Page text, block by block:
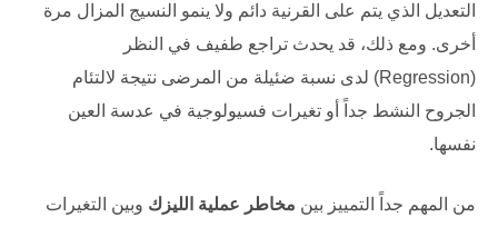
التعديل الذي يتم على القرنية دائم ولا ينمو النسيج المزال مرة
أخرى. ومع ذلك، قد يحدث تراجع طفيف في النظر
(Regression) لدى نسبة ضئيلة من المرضى نتيجة لالتئام
الجروح النشط جداً أو تغيرات فسيولوجية في عدسة العين
نفسها.
من المهم جداً التمييز بين مخاطر عملية الليزك وبين التغيرات